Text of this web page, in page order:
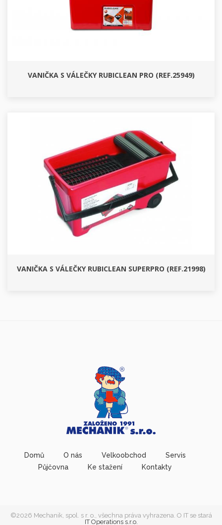
VANIČKA S VÁLEČKY RUBICLEAN PRO (REF.25949)
VANIČKA S VÁLEČKY RUBICLEAN SUPERPRO (REF.21998)
Domů O nás Velkoobchod
Servis
Půjčovna
Ke stažení Kontakty
©2026 Mechanik, spol. s r. o., všechna práva vyhrazena. O IT se stará
IT Operations s.r.o.